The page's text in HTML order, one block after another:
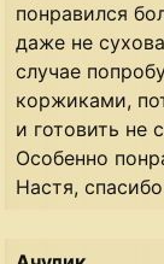
понравился
даже не
случае
коржиками,
и готовить не
Особенно
Настя,